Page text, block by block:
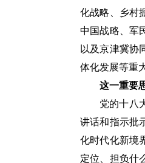
化战略、乡村
中国战略、军
以及京津冀协
体化发展等重
这一重要
党的十八
讲话和指示批
化时代化新境
定位、担负什